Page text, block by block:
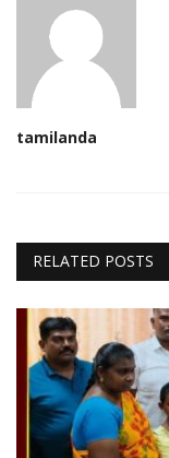
tamilanda
RELATED POSTS